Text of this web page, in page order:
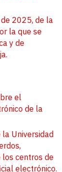
2025, de la
la que se
y de
el
de la
Universidad
los centros de
electrónico.